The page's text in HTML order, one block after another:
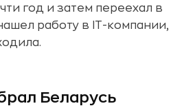
год и затем переехал в
работу в IT-компании,
Беларусь